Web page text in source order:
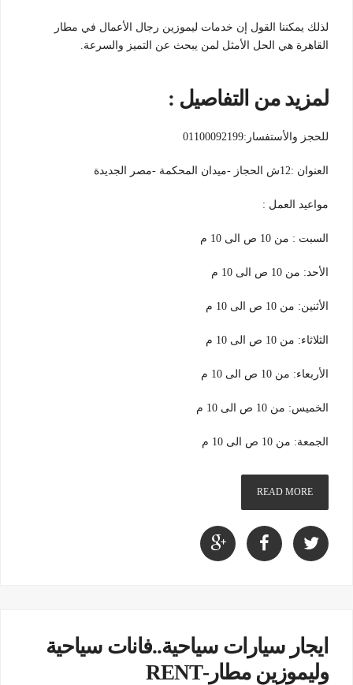
لذلك يمكننا القول إن خدمات ليموزين رجال الأعمال في مطار
القاهرة هي الحل الأمثل لمن يبحث عن التميز والسرعة.
لمزيد من التفاصيل :
للحجز والأستفسار:01100092199
العنوان :12ش الحجاز -ميدان المحكمة -مصر الجديدة
مواعيد العمل :
السبت : من 10 ص الى 10 م
الأحد: من 10 ص الى 10 م
الأثنين: من 10 ص الى 10 م
الثلاثاء: من 10 ص الى 10 م
الأربعاء: من 10 ص الى 10 م
الخميس: من 10 ص الى 10 م
الجمعة: من 10 ص الى 10 م
READ MORE
ايجار سيارات سياحية..فانات سياحية
وليموزين مطار-RENT